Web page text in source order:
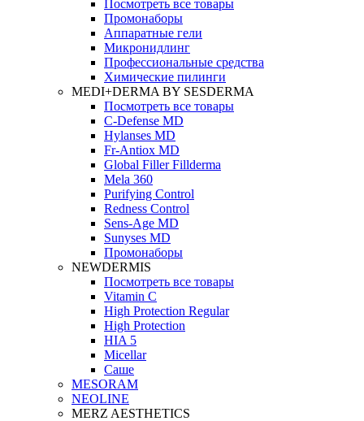
Посмотреть все товары
Промонаборы
Аппаратные гели
Микронидлинг
Профессиональные средства
Химические пилинги
MEDI+DERMA BY SESDERMA
Посмотреть все товары
C-Defense MD
Hylanses MD
Fr‑Antiox MD
Global Filler Fillderma
Mela 360
Purifying Control
Redness Control
Sens-Age MD
Sunyses MD
Промонаборы
NEWDERMIS
Посмотреть все товары
Vitamin C
High Protection Regular
High Protection
HIA 5
Micellar
Саше
MESORAM
NEOLINE
MERZ AESTHETICS